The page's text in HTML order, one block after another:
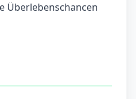
Überlebenschancen